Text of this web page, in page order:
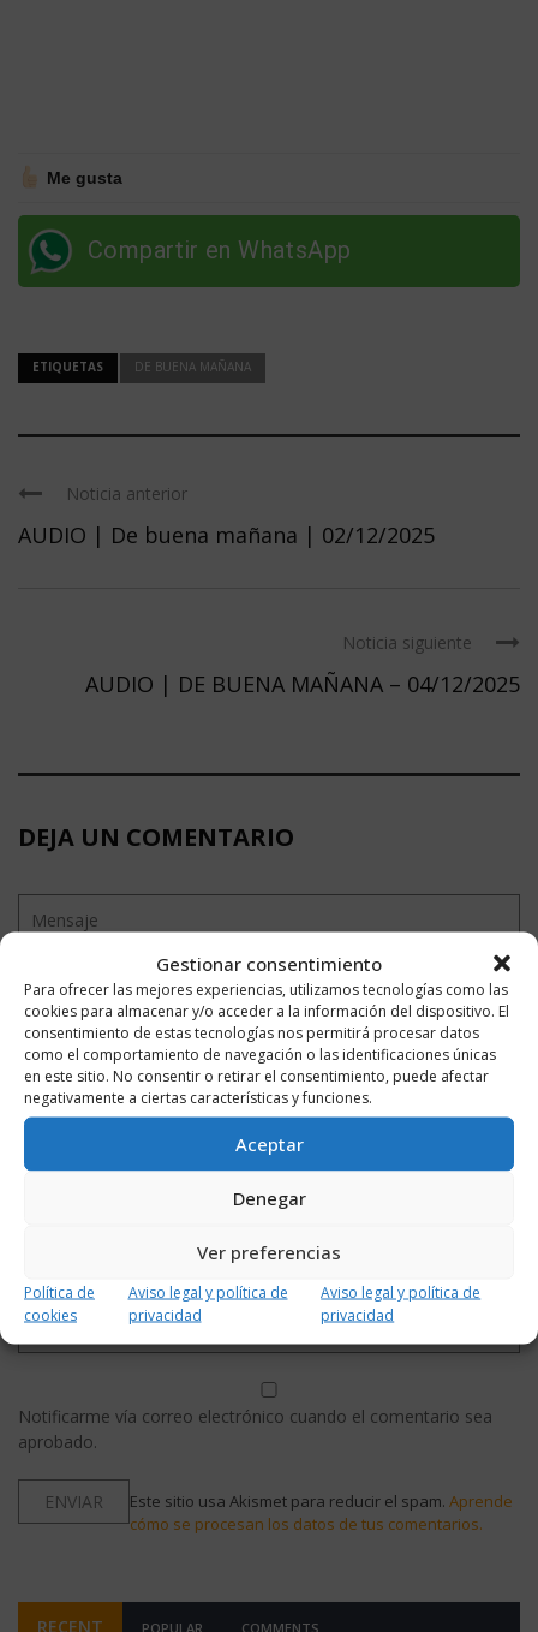
Gestionar consentimiento
Para ofrecer las mejores experiencias, utilizamos tecnologías como las
cookies para almacenar y/o acceder a la información del dispositivo. El
consentimiento de estas tecnologías nos permitirá procesar datos
como el comportamiento de navegación o las identificaciones únicas
en este sitio. No consentir o retirar el consentimiento, puede afectar
negativamente a ciertas características y funciones.
Aceptar
Denegar
Ver preferencias
Política de
cookies
Aviso legal y política de
privacidad
Aviso legal y política de
privacidad
Me gusta
Compartir en WhatsApp
ETIQUETAS DE BUENA MAÑANA
Noticia anterior
AUDIO | De buena mañana | 02/12/2025
Noticia siguiente
AUDIO | DE BUENA MAÑANA – 04/12/2025
DEJA UN COMENTARIO
Notificarme vía correo electrónico cuando el comentario sea
aprobado.
Este sitio usa Akismet para reducir el spam. Aprende
cómo se procesan los datos de tus comentarios.
RECENT POPULAR COMMENTS